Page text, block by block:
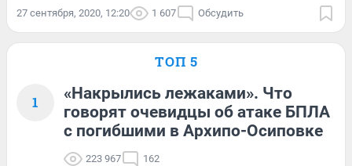
27 сентября, 2020, 12:20 1 607 Обсудить
ТОП 5
1
«Накрылись лежаками». Что
говорят очевидцы об атаке БПЛА
с погибшими в Архипо-Осиповке
223 967 162